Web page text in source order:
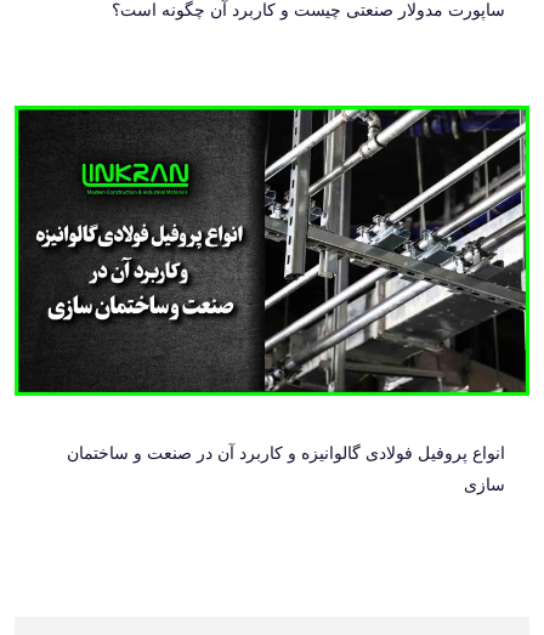
ساپورت مدولار صنعتی چیست و کاربرد آن چگونه است؟
انواع پروفیل فولادی گالوانیزه و کاربرد آن در صنعت و ساختمان
سازی